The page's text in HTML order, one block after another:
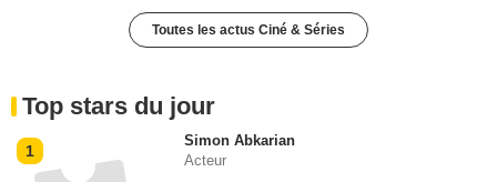
Toutes les actus Ciné & Séries
Top stars du jour
1
Simon Abkarian
Acteur